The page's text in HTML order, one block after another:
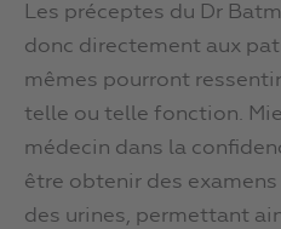
Les préceptes du Dr
donc directement aux
mêmes pourront
telle ou telle fonction.
médecin dans la
être obtenir des
des urines, permettant